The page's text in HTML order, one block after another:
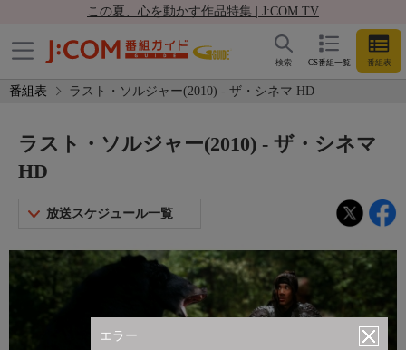
この夏、心を動かす作品特集 | J:COM TV
CS番組一覧 番組表
検索
番組表 ラスト・ソルジャー(2010) - ザ・シネマ HD
エラー
ラスト・ソルジャー(2010) - ザ・シネマ
HD
放送スケジュール一覧